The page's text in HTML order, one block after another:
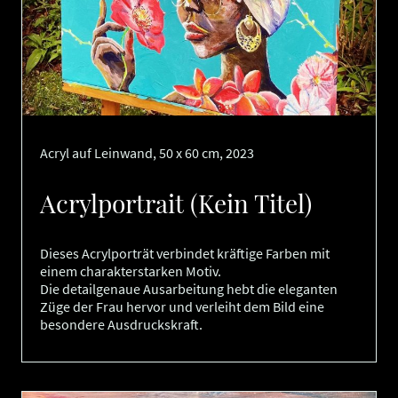
Acryl auf Leinwand, 50 x 60 cm, 2023
Acrylportrait (Kein Titel)
Dieses Acrylporträt verbindet kräftige Farben mit
einem charakterstarken Motiv.
Die detailgenaue Ausarbeitung hebt die eleganten
Züge der Frau hervor und verleiht dem Bild eine
besondere Ausdruckskraft.